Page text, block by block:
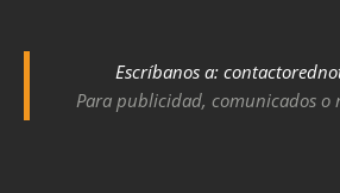
Escríbanos a:
Para publicidad, comunicados o